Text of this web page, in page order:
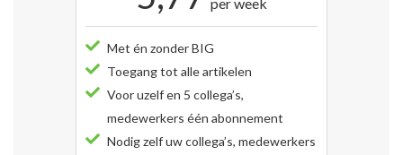
Met én zonder BIG
Toegang tot alle artikelen
Voor uzelf en 5 collega’s,
medewerkers één abonnement
Nodig zelf uw collega’s, medewerkers